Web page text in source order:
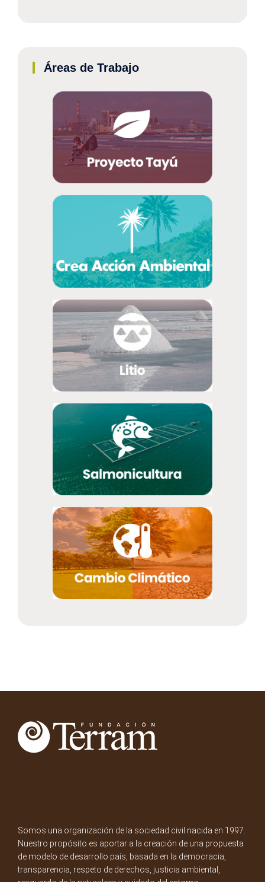
Áreas de Trabajo
Somos una organización de la sociedad civil nacida en 1997.
Nuestro propósito es aportar a la creación de una propuesta
de modelo de desarrollo país, basada en la democracia,
transparencia, respeto de derechos, justicia ambiental,